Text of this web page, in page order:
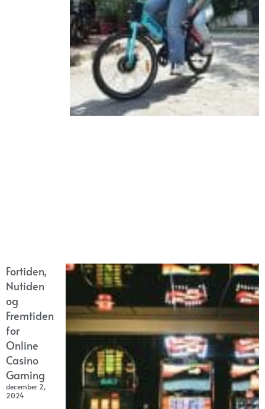
Fortiden,
Nutiden
og
Fremtiden
for
Online
Casino
Gaming
december 2,
2024